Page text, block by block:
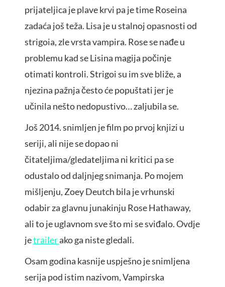
prijateljica je plave krvi pa je time Roseina
zadaća još teža. Lisa je u stalnoj opasnosti od
strigoia, zle vrsta vampira. Rose se nađe u
problemu kad se Lisina magija počinje
otimati kontroli. Strigoi su im sve bliže, a
njezina pažnja često će popuštati jer je
učinila nešto nedopustivo… zaljubila se.
Još 2014. snimljen je film po prvoj knjizi u
seriji, ali nije se dopao ni
čitateljima/gledateljima ni kritici pa se
odustalo od daljnjeg snimanja. Po mojem
mišljenju, Zoey Deutch bila je vrhunski
odabir za glavnu junakinju Rose Hathaway,
ali to je uglavnom sve što mi se sviđalo. Ovdje
jetrailerako ga niste gledali.
Osam godina kasnije uspješno je snimljena
serija pod istim nazivom, Vampirska